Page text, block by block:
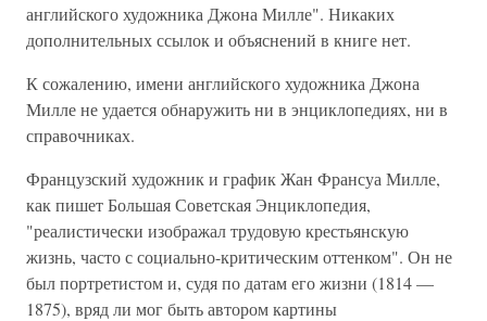
английского художника Джона Милле". Никаких
дополнительных ссылок и объяснений в книге нет.
К сожалению, имени английского художника Джона
Милле не удается обнаружить ни в энциклопедиях, ни в
справочниках.
Французский художник и график Жан Франсуа Милле,
как пишет Большая Советская Энциклопедия,
"реалистически изображал трудовую крестьянскую
жизнь, часто с социально-критическим оттенком". Он не
был портретистом и, судя по датам его жизни (1814 —
1875), вряд ли мог быть автором картины